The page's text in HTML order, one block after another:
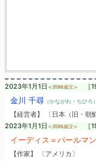
2023年1月1日 ≪満96歳没≫ ［
金川 千尋（かながわ・ちひろ）
【経営者】 〔日本（旧・
2023年1月1日 ≪満86歳没≫ ［
イーディス＝パールマン
【作家】 〔アメリカ〕